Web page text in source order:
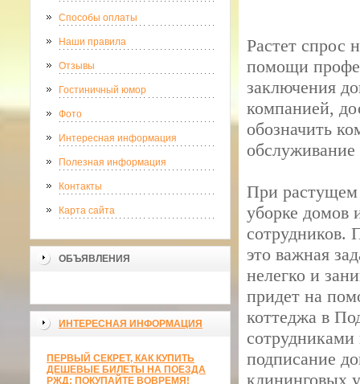
Способы оплаты
Наши правила
Отзывы
Гостиничный юмор
Фото
Интересная информация
Полезная информация
Контакты
Карта сайта
ОБЪЯВЛЕНИЯ
ИНТЕРЕСНАЯ ИНФОРМАЦИЯ
ПЕРВЫЙ СЕКРЕТ, КАК КУПИТЬ
ДЕШЕВЫЕ БИЛЕТЫ НА ПОЕЗДА
РЖД: ПОКУПАЙТЕ ВОВРЕМЯ!
Растет спрос
помощи
заключения
компанией,
обозначить
обслуживание
При растущем
уборке домов
сотрудников.
это важная
нелегко и
придет на
коттеджа в
подписание
клининговых